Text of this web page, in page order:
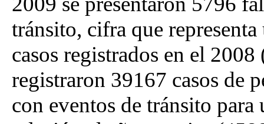
tránsito, cifra que
casos registrados en el
registraron 39167 casos de
con eventos de tránsito